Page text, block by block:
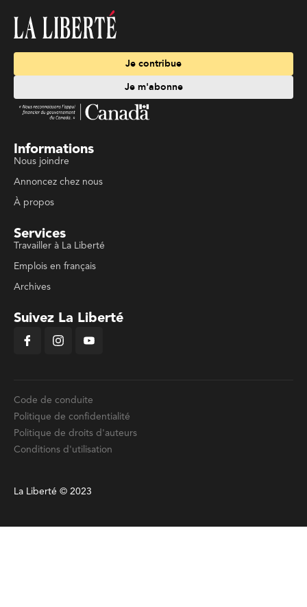
Je contribue
Je m'abonne
Informations
Nous joindre
Annoncez chez nous
À propos
Services
Travailler à La Liberté
Emplois en français
Archives
Suivez La Liberté
Code de conduite
Politique de confidentialité
Politique de droits d'auteurs
Conditions d'utilisation
La Liberté © 2023